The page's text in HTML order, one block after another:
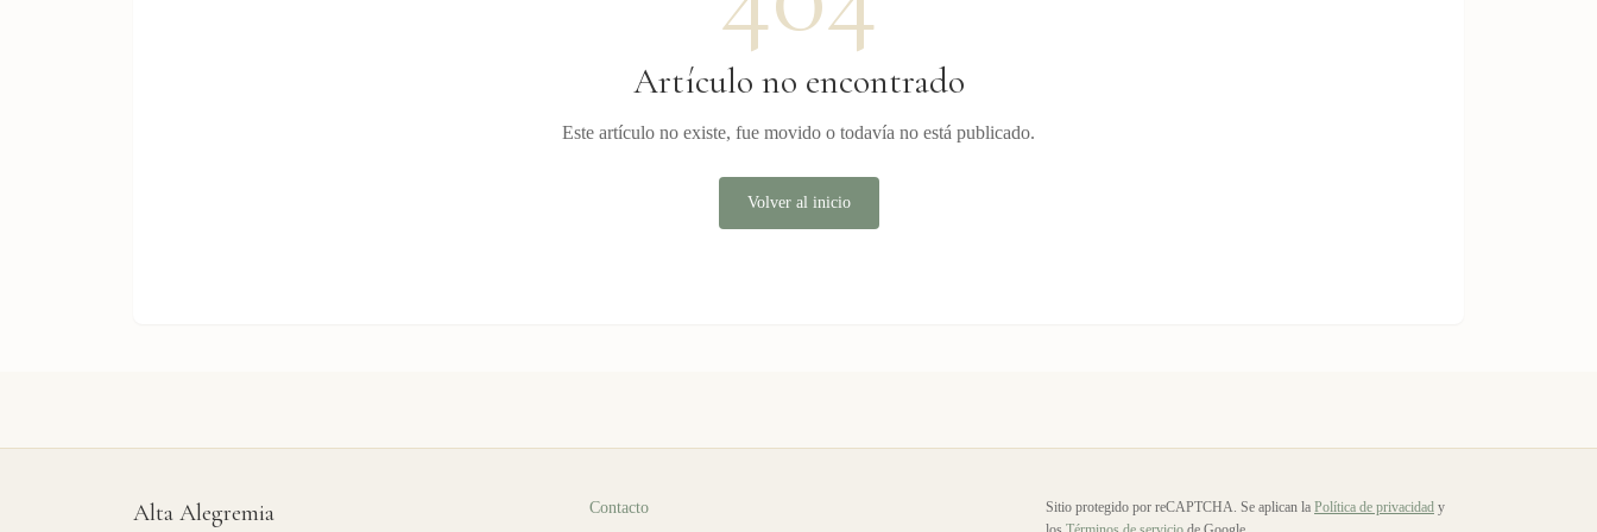
Artículo no encontrado
Este artículo no existe, fue movido o todavía no está publicado.
Volver al inicio
Alta Alegremia Contacto Sitio protegido por reCAPTCHA. Se aplican la Política de privacidad y